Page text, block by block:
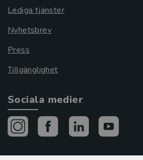
Lediga tjänster
Nyhetsbrev
Press
Tillgänglighet
Sociala medier